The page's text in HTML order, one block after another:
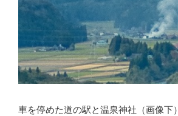
車を停めた道の駅と温泉神社（画像下）